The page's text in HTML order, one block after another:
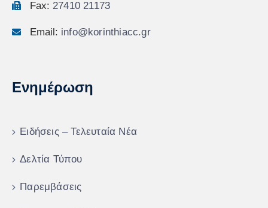
Fax: 27410 21173
Email: info@korinthiacc.gr
Ενημέρωση
Ειδήσεις – Τελευταία Νέα
Δελτία Τύπου
Παρεμβάσεις